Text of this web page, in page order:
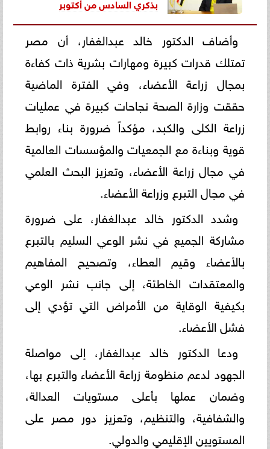
بذكري السادس من أكتوبر
وأضاف الدكتور خالد عبدالغفار، أن مصر
تمتلك قدرات كبيرة ومهارات بشرية ذات كفاءة
بمجال زراعة الأعضاء، وفي الفترة الماضية
حققت وزارة الصحة نجاحات كبيرة في عمليات
زراعة الكلى والكبد، مؤكداً ضرورة بناء روابط
قوية وبناءة مع الجمعيات والمؤسسات العالمية
في مجال زراعة الأعضاء، وتعزيز البحث العلمي
في مجال التبرع وزراعة الأعضاء.
وشدد الدكتور خالد عبدالغفار، على ضرورة
مشاركة الجميع في نشر الوعي السليم بالتبرع
بالأعضاء وقيم العطاء، وتصحيح المفاهيم
والمعتقدات الخاطئة، إلى جانب نشر الوعي
بكيفية الوقاية من الأمراض التي تؤدي إلى
فشل الأعضاء.
ودعا الدكتور خالد عبدالغفار، إلى مواصلة
الجهود لدعم منظومة زراعة الأعضاء والتبرع بها،
وضمان عملها بأعلى مستويات العدالة،
والشفافية، والتنظيم، وتعزيز دور مصر على
المستويين الإقليمي والدولي.